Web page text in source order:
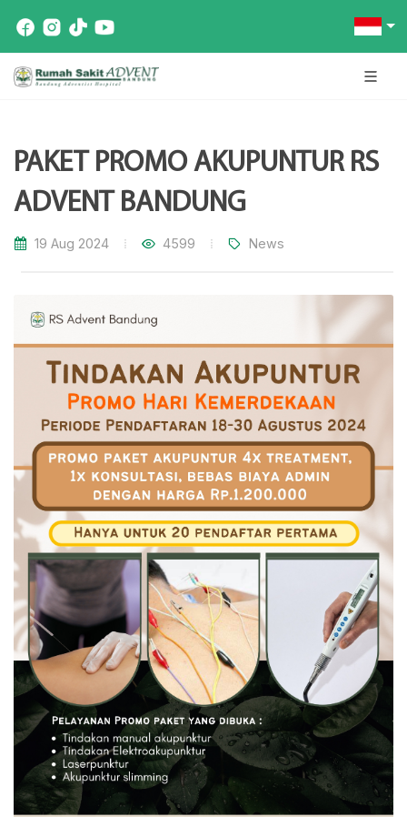
PAKET PROMO AKUPUNTUR RS
ADVENT BANDUNG
19 Aug 2024 4599 News